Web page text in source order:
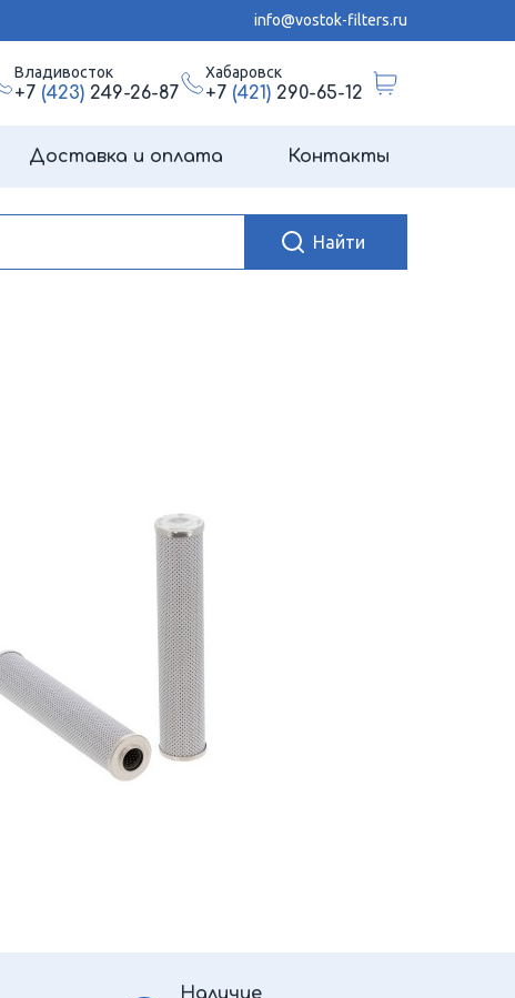
info@vostok-filters.ru
Владивосток
+7 (423)249-26-87
Хабаровск
+7 (421)290-65-12
Доставка и оплата Контакты
Наличие